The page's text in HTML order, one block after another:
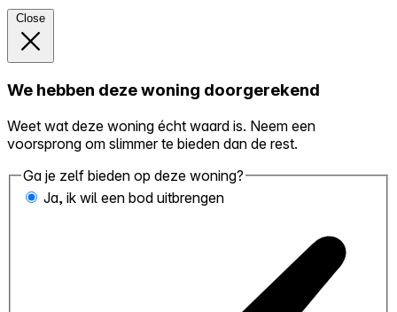
Close
We hebben deze woning doorgerekend
Weet wat deze woning écht waard is. Neem een
voorsprong om slimmer te bieden dan de rest.
Ga je zelf bieden op deze woning?
Ja, ik wil een bod uitbrengen